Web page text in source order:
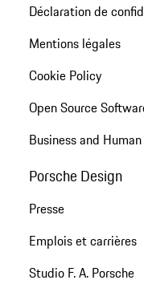
Déclaration de
Mentions légales
Cookie Policy
Open Source
Business and
Porsche Design
Presse
Emplois et carrières
Studio F. A. Porsche